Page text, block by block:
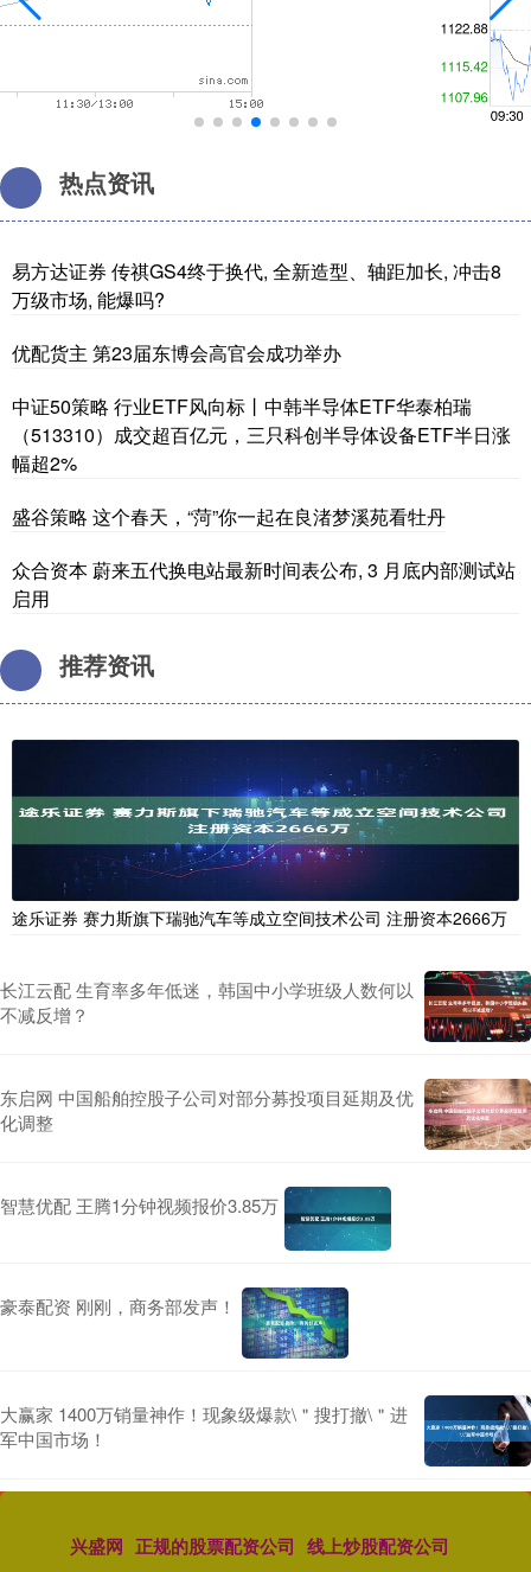
热点资讯
易方达证券 传祺GS4终于换代, 全新造型、轴距加长, 冲击8
万级市场, 能爆吗?
优配货主 第23届东博会高官会成功举办
中证50策略 行业ETF风向标丨中韩半导体ETF华泰柏瑞
（513310）成交超百亿元，三只科创半导体设备ETF半日涨
幅超2%
盛谷策略 这个春天，“菏”你一起在良渚梦溪苑看牡丹
众合资本 蔚来五代换电站最新时间表公布, 3 月底内部测试站
启用
推荐资讯
途乐证券 赛力斯旗下瑞驰汽车等成立空间技术公司 注册资本2666万
长江云配 生育率多年低迷，韩国中小学班级人数何以
不减反增？
东启网 中国船舶控股子公司对部分募投项目延期及优
化调整
智慧优配 王腾1分钟视频报价3.85万
豪泰配资 刚刚，商务部发声！
大赢家 1400万销量神作！现象级爆款\＂搜打撤\＂进
军中国市场！
兴盛网 正规的股票配资公司 线上炒股配资公司